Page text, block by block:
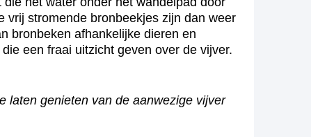
vrij stromende bronbeekjes zijn dan weer
bronbeken afhankelijke dieren en
een fraai uitzicht geven over de vijver.
laten genieten van de aanwezige vijver